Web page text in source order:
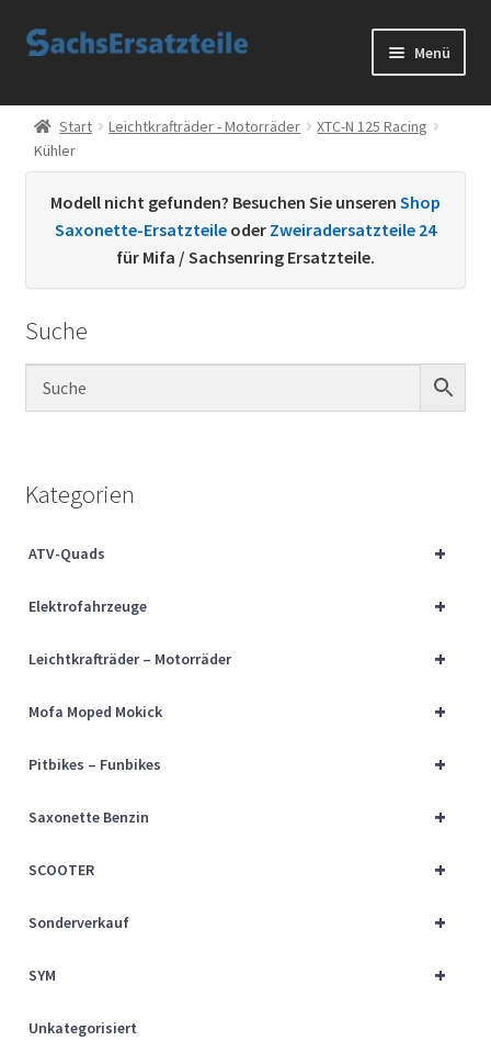
Zur
Zum
Menü
Start
AGB
Datenschutzerklärung
Kontakt
Sachs Ersatzteile
Über uns
Start Leichtkrafträder - Motorräder
XTC-N 125 Racing
Kühler
Modell nicht gefunden? Besuchen Sie unseren Shop
Saxonette-Ersatzteile oder Zweiradersatzteile 24
für Mifa / Sachsenring Ersatzteile.
Suche
Kategorien
+
ATV-Quads
+
Elektrofahrzeuge
+
Leichtkrafträder – Motorräder
+
Mofa Moped Mokick
+
Pitbikes – Funbikes
+
Saxonette Benzin
+
SCOOTER
+
Sonderverkauf
+
SYM
Unkategorisiert